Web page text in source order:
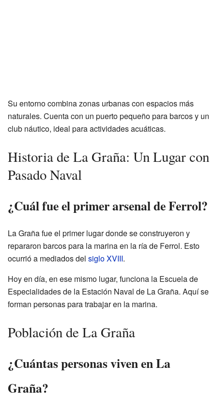
Su entorno combina zonas urbanas con espacios más
naturales. Cuenta con un puerto pequeño para barcos y un
club náutico, ideal para actividades acuáticas.
Historia de La Graña: Un Lugar con
Pasado Naval
¿Cuál fue el primer arsenal de Ferrol?
La Graña fue el primer lugar donde se construyeron y
repararon barcos para la marina en la ría de Ferrol. Esto
ocurrió a mediados del siglo XVIII.
Hoy en día, en ese mismo lugar, funciona la Escuela de
Especialidades de la Estación Naval de La Graña. Aquí se
forman personas para trabajar en la marina.
Población de La Graña
¿Cuántas personas viven en La
Graña?